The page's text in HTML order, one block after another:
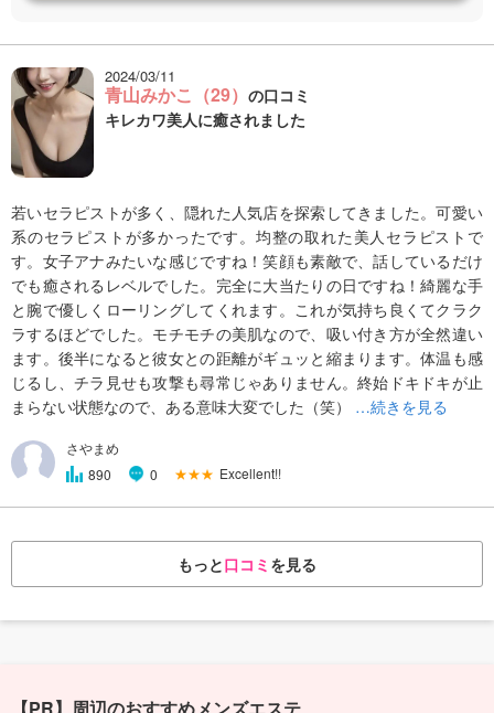
2024/03/11
青山みかこ（29） の口コミ
キレカワ美人に癒されました
若いセラピストが多く、隠れた人気店を探索してきました。可愛い
系のセラピストが多かったです。均整の取れた美人セラピストで
す。女子アナみたいな感じですね！笑顔も素敵で、話しているだけ
でも癒されるレベルでした。完全に大当たりの日ですね！綺麗な手
と腕で優しくローリングしてくれます。これが気持ち良くてクラク
ラするほどでした。モチモチの美肌なので、吸い付き方が全然違い
ます。後半になると彼女との距離がギュッと縮まります。体温も感
じるし、チラ見せも攻撃も尋常じゃありません。終始ドキドキが止
まらない状態なので、ある意味大変でした（笑） …続きを見る
さやまめ
890
0 ★★★ Excellent!!
もっと口コミ を見る
【PR】周辺のおすすめメンズエステ